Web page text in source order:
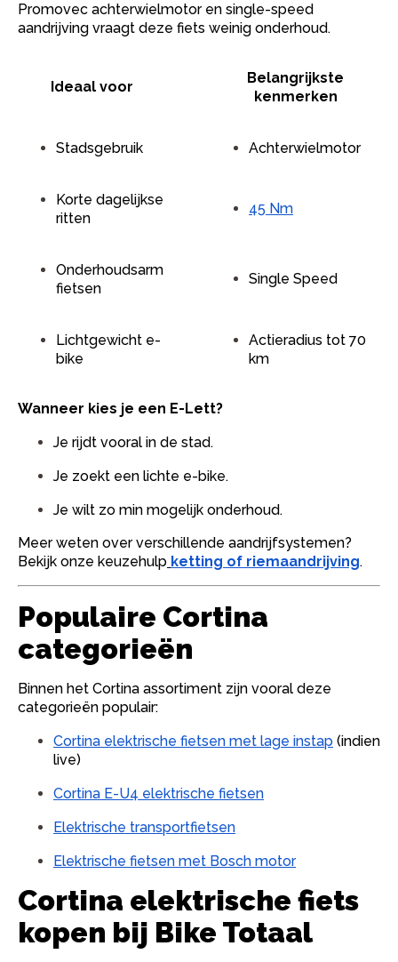
Promovec achterwielmotor en single-speed
aandrijving vraagt deze fiets weinig onderhoud.
Ideaal voor
Belangrijkste
kenmerken
Stadsgebruik Achterwielmotor
Korte dagelijkse
ritten
45 Nm
Onderhoudsarm
fietsen
Single Speed
Lichtgewicht e-
bike
Actieradius tot 70
km
Wanneer kies je een E-Lett?
Je rijdt vooral in de stad.
Je zoekt een lichte e-bike.
Je wilt zo min mogelijk onderhoud.
Meer weten over verschillende aandrijfsystemen?
Bekijk onze keuzehulp ketting of riemaandrijving.
Populaire Cortina
categorieën
Binnen het Cortina assortiment zijn vooral deze
categorieën populair:
Cortina elektrische fietsen met lage instap (indien
live)
Cortina E-U4 elektrische fietsen
Elektrische transportfietsen
Elektrische fietsen met Bosch motor
Cortina elektrische fiets
kopen bij Bike Totaal